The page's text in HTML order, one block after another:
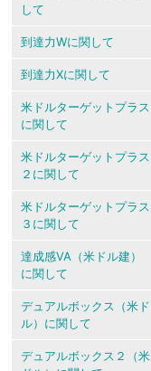
して
到達力Wに関して
到達力Xに関して
米ドルターゲットプラス
に関して
米ドルターゲットプラス
２に関して
米ドルターゲットプラス
３に関して
達成感VA（米ドル建）
に関して
デュアルボックス（米ド
ル）に関して
デュアルボックス２（米